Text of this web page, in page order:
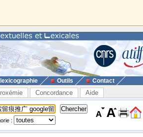
Outils Contact
Concordance Aide
: